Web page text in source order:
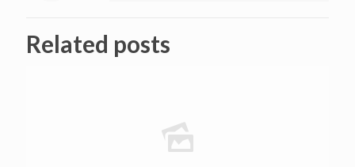
Related posts